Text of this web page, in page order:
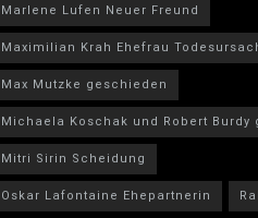
Marlene Lufen Neuer Freund
Maximilian Krah Ehefrau
Max Mutzke geschieden
Michaela Koschak und Robert Burdy
Mitri Sirin Scheidung
Oskar Lafontaine Ehepartnerin